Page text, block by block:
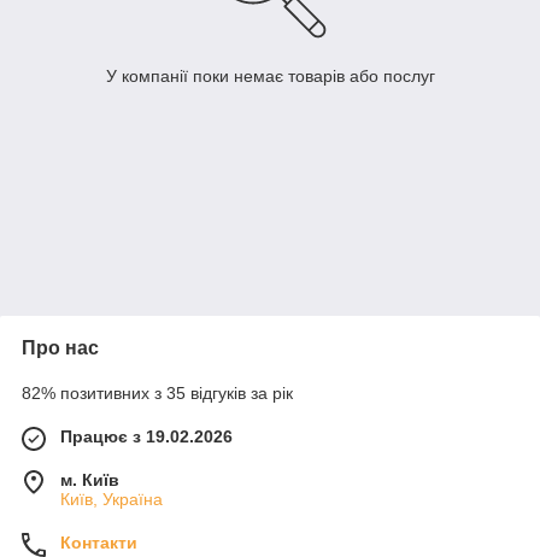
У компанії поки немає товарів або послуг
Про нас
82% позитивних з 35 відгуків за рік
Працює з 19.02.2026
м. Київ
Київ, Україна
Контакти